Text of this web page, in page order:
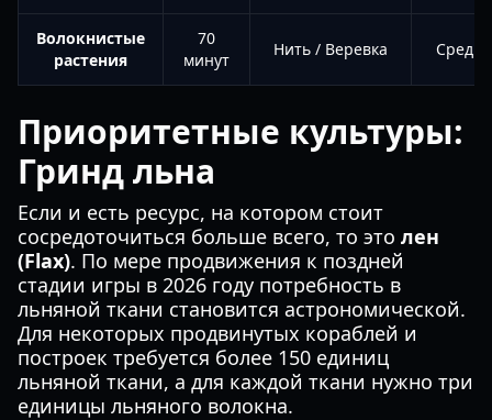
Волокнистые
растения
70
минут
Нить / Веревка
Приоритетные культуры:
Гринд льна
Если и есть ресурс, на котором стоит
сосредоточиться больше всего, то это лен
(Flax). По мере продвижения к поздней
стадии игры в 2026 году потребность в
льняной ткани становится астрономической.
Для некоторых продвинутых кораблей и
построек требуется более 150 единиц
льняной ткани, а для каждой ткани нужно три
единицы льняного волокна.